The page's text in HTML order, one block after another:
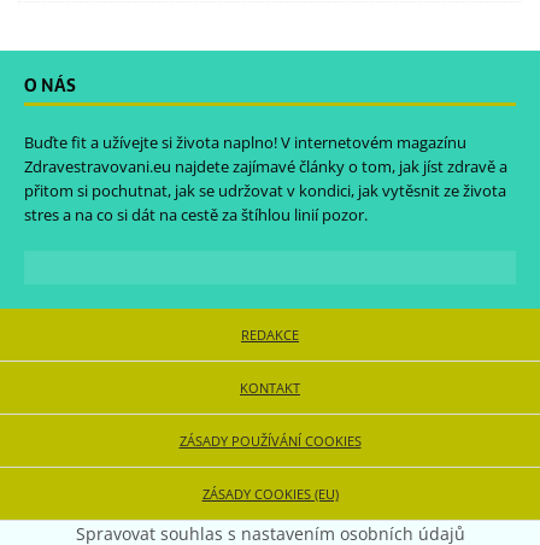
O NÁS
Buďte fit a užívejte si života naplno! V internetovém magazínu
Zdravestravovani.eu najdete zajímavé články o tom, jak jíst zdravě a
přitom si pochutnat, jak se udržovat v kondici, jak vytěsnit ze života
stres a na co si dát na cestě za štíhlou linií pozor.
REDAKCE
KONTAKT
ZÁSADY POUŽÍVÁNÍ COOKIES
ZÁSADY COOKIES (EU)
Spravovat souhlas s nastavením osobních údajů